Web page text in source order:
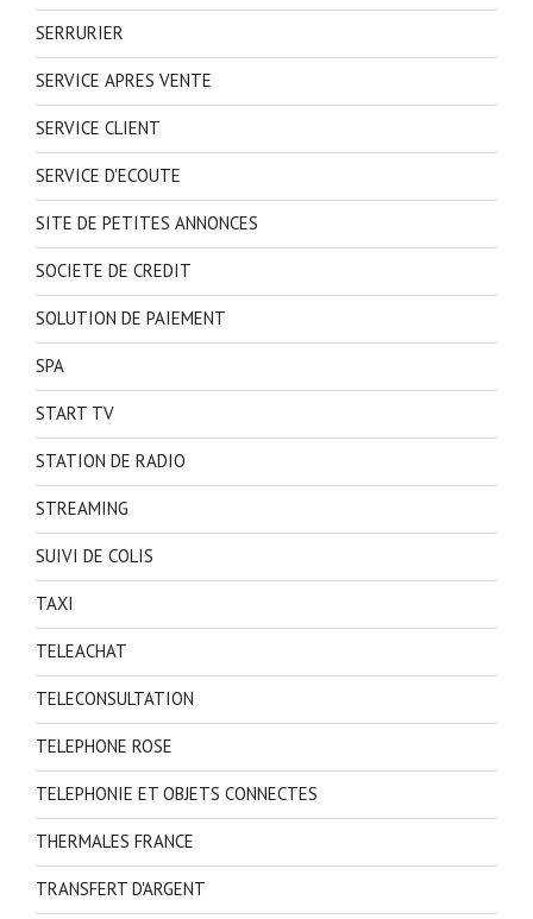
SERRURIER
SERVICE APRES VENTE
SERVICE CLIENT
SERVICE D'ECOUTE
SITE DE PETITES ANNONCES
SOCIETE DE CREDIT
SOLUTION DE PAIEMENT
SPA
START TV
STATION DE RADIO
STREAMING
SUIVI DE COLIS
TAXI
TELEACHAT
TELECONSULTATION
TELEPHONE ROSE
TELEPHONIE ET OBJETS CONNECTES
THERMALES FRANCE
TRANSFERT D'ARGENT